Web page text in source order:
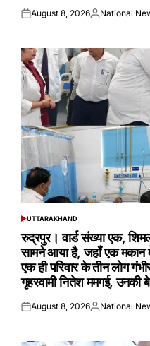
Posted
August 8, 2026Posted
National
POSTED
UTTARAKHAND
रुद्रपुर। वार्ड संख्या एक,
सामने आया है, जहाँ एक
एक ही परिवार के तीन लोग
गृहस्वामी नितेश ममगई, उनकी
Posted
August 8, 2026Posted
National